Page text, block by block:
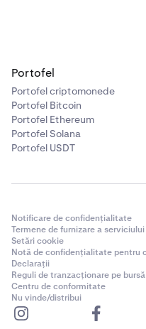
Portofel
Portofel criptomonede
Portofel Bitcoin
Portofel Ethereum
Portofel Solana
Portofel USDT
Notificare de confidențialitate
Termene de furnizare a serviciului
Setări cookie
Notă de confidențialitate pentru
Declarații
Reguli de tranzacționare pe bursă
Centru de conformitate
Nu vinde/distribui